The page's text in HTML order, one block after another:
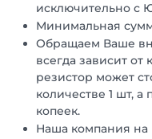
исключительно с
Минимальная
Обращаем Ваше
всегда зависит от
резистор может
количестве 1 шт, а
копеек.
Наша компания на